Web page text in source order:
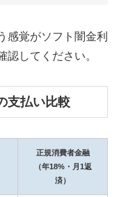
感覚がソフト闇金利
認してください。
支払い比較
正規消費者金融
（年18%・月1返
済）